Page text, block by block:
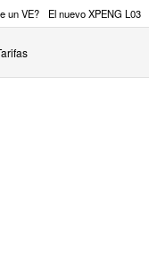
un VE? El nuevo XPENG L03